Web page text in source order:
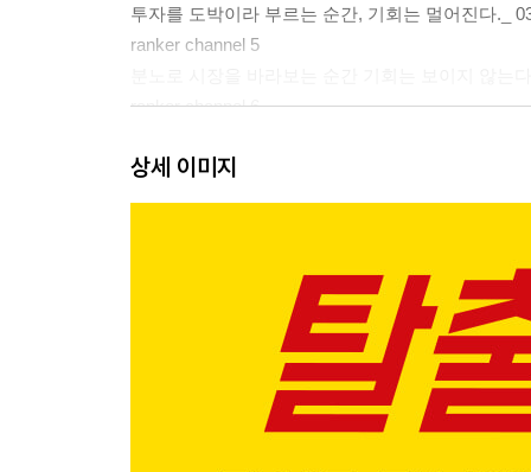
투자를 도박이라 부르는 순간, 기회는 멀어진다._
ranker channel 5
ranker channel 6
ranker channel 7
게임 속에는 수백만 원을 쓰면서 현실의 미래에는
조건을 보고 시작한 관계는 소비 경쟁 속에서 무너
가난은 사건이 아니라 반복되는 삶의 패턴이다._
상세 이미지